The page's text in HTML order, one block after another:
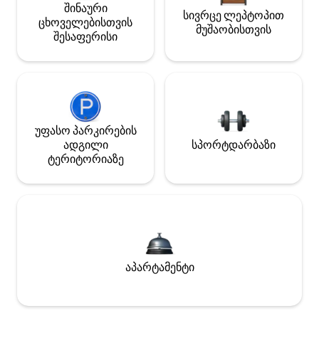
შინაური
ცხოველებისთვის
შესაფერისი
სივრცე ლეპტოპით
მუშაობისთვის
უფასო პარკირების
ადგილი
ტერიტორიაზე
სპორტდარბაზი
აპარტამენტი